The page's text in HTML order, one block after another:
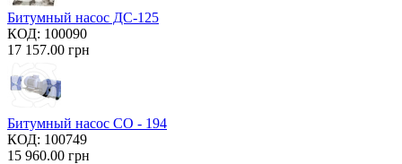
Битумный насос ДС-125
КОД: 100090
17 157.00 грн
Битумный насос СО - 194
КОД: 100749
15 960.00 грн